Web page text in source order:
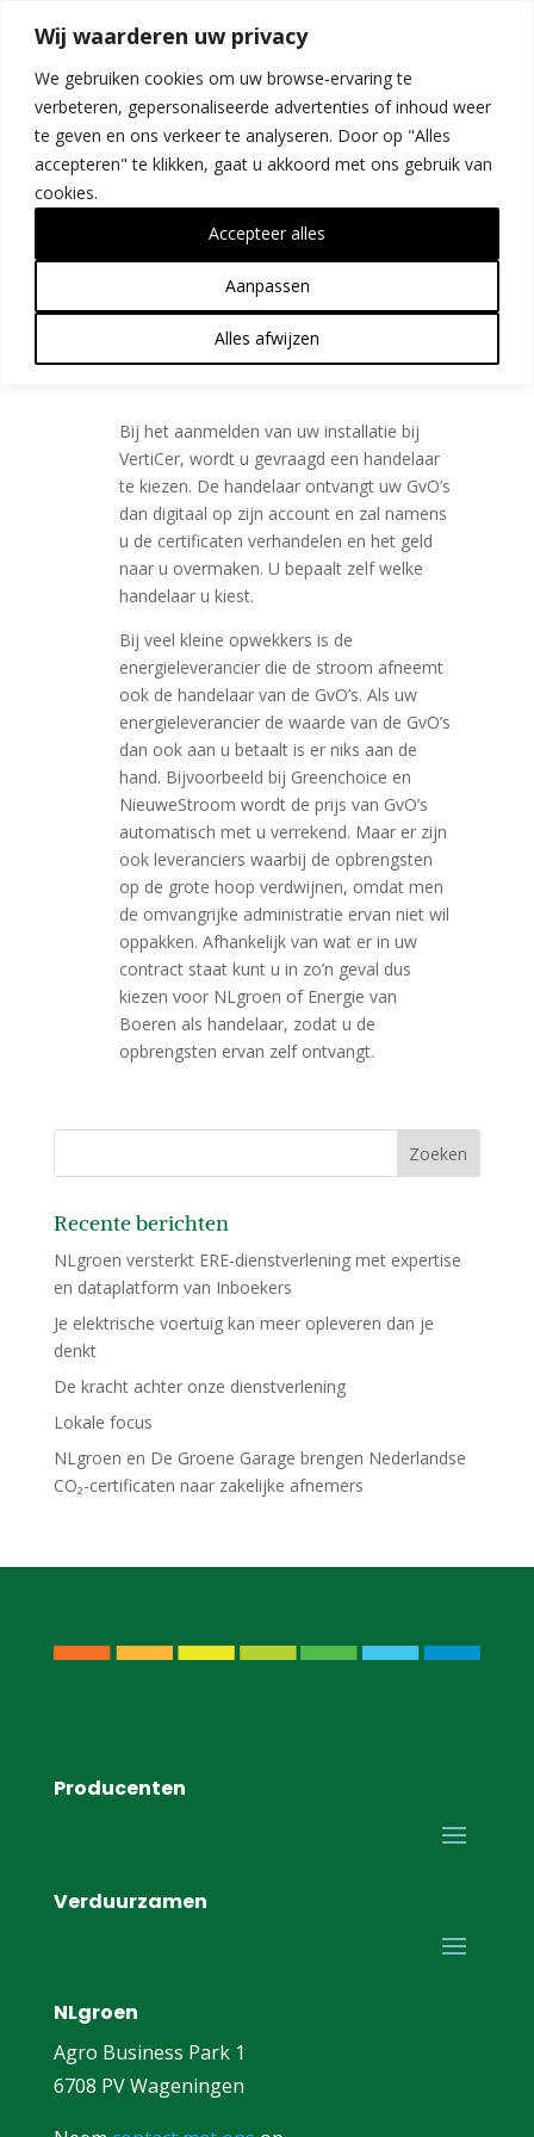
Wij waarderen uw privacy
We gebruiken cookies om uw browse-ervaring te
verbeteren, gepersonaliseerde advertenties of inhoud weer
te geven en ons verkeer te analyseren. Door op "Alles
accepteren" te klikken, gaat u akkoord met ons gebruik van
cookies.
Aanpassen
Alles afwijzen
Accepteer alles
Hoe worden de GvO’s
verhandeld?
doorRose Jeronimus|mrt 1, 2025
A Hoe worden de GvO’s
Bij het aanmelden van uw installatie bij
VertiCer, wordt u gevraagd een handelaar
te kiezen. De handelaar ontvangt uw GvO’s
dan digitaal op zijn account en zal namens
u de certificaten verhandelen en het geld
naar u overmaken. U bepaalt zelf welke
handelaar u kiest.
Bij veel kleine opwekkers is de
energieleverancier die de stroom afneemt
ook de handelaar van de GvO’s. Als uw
energieleverancier de waarde van de GvO’s
dan ook aan u betaalt is er niks aan de
hand. Bijvoorbeeld bij Greenchoice en
NieuweStroom wordt de prijs van GvO’s
automatisch met u verrekend. Maar er zijn
ook leveranciers waarbij de opbrengsten
op de grote hoop verdwijnen, omdat men
de omvangrijke administratie ervan niet wil
oppakken. Afhankelijk van wat er in uw
contract staat kunt u in zo’n geval dus
kiezen voor NLgroen of Energie van
Boeren als handelaar, zodat u de
opbrengsten ervan zelf ontvangt.
Recente berichten
NLgroen versterkt ERE-dienstverlening met expertise
en dataplatform van Inboekers
Je elektrische voertuig kan meer opleveren dan je
denkt
De kracht achter onze dienstverlening
Lokale focus
NLgroen en De Groene Garage brengen Nederlandse
CO₂-certificaten naar zakelijke afnemers
Producenten
Verduurzamen
NLgroen
Agro Business Park 1
6708 PV Wageningen